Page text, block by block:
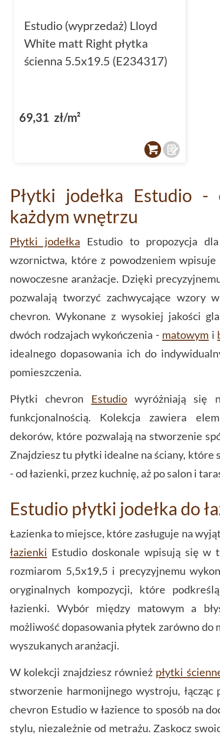
Estudio (wyprzedaż) Lloyd
White matt Right płytka
ścienna 5.5x19.5 (E234317)
69,31 zł/m²
Płytki jodełka Estudio
każdym wnętrzu
Płytki jodełka Estudio to propozycja dla
wzornictwa, które z powodzeniem
nowoczesne aranżacje. Dzięki
pozwalają tworzyć zachwycające wzory
chevron. Wykonane z wysokiej jakości
dwóch rodzajach wykończenia - matowym i
idealnego dopasowania ich do
pomieszczenia.
Płytki chevron Estudiowyróżniają się
funkcjonalnością. Kolekcja zawiera
dekorów, które pozwalają na stworzenie
Znajdziesz tu płytki idealne na ściany,
- od łazienki, przez kuchnię, aż po salon i
Estudio płytki jodełka do
Łazienka to miejsce, które zasługuje na
łazienki Estudio doskonale wpisują się
rozmiarom 5,5x19,5 i precyzyjnemu
oryginalnych kompozycji, które
łazienki. Wybór między matowym a
możliwość dopasowania płytek zarówno
wyszukanych aranżacji.
W kolekcji znajdziesz również płytki
stworzenie harmonijnego wystroju, łącząc
chevron Estudio w łazience to sposób na
stylu, niezależnie od metrażu. Zaskocz